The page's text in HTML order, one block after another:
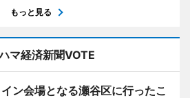
もっと見る
マ経済新聞VOTE
ン会場となる瀬谷区に行ったこ